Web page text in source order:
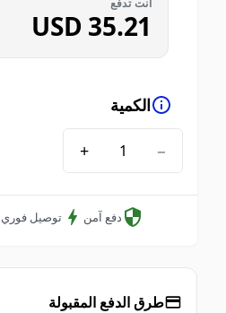
أنت تدفع
USD35.21
الكمية
دفع آمن توصيل فوري
طرق الدفع المقبولة